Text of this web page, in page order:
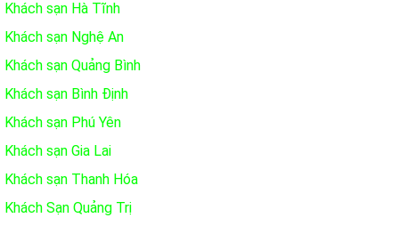
Khách sạn Hà Tĩnh
Khách sạn Nghệ An
Khách sạn Quảng Bình
Khách sạn Bình Định
Khách sạn Phú Yên
Khách sạn Gia Lai
Khách sạn Thanh Hóa
Khách Sạn Quảng Trị